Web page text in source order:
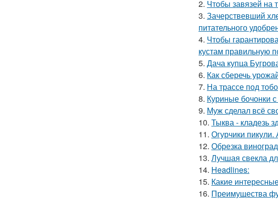
2. Чтобы завязей на
3. Зачерствевший
питательного
4. Чтобы
кустам правильную
5. Дача купца
6. Как сберечь
7. На трассе под
8. Куриные бочонки
9. Муж сделал всё
10. Тыква - кладезь
11. Огурчики пикули.
12. Обрезка
13. Лучшая свекла
14. Headlines:
15. Какие
16. Преимущества